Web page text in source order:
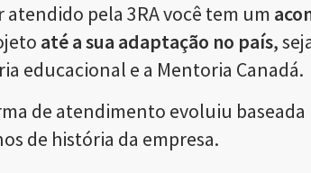
atendido pela 3RA você tem um
até a sua adaptação no país,
educacional e a Mentoria Canadá.
de atendimento evoluiu baseada
de história da empresa.